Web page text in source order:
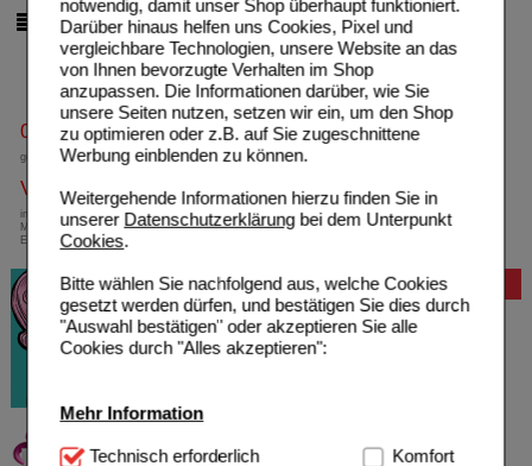
notwendig, damit unser Shop überhaupt funktioniert.
Darüber hinaus helfen uns Cookies, Pixel und
vergleichbare Technologien, unsere Website an das
von Ihnen bevorzugte Verhalten im Shop
anzupassen. Die Informationen darüber, wie Sie
unsere Seiten nutzen, setzen wir ein, um den Shop
zu optimieren oder z.B. auf Sie zugeschnittene
Werbung einblenden zu können.
Weitergehende Informationen hierzu finden Sie in
unserer Datenschutzerklärungbei dem Unterpunkt
Cookies.
Bitte wählen Sie nachfolgend aus, welche Cookies
gesetzt werden dürfen, und bestätigen Sie dies durch
"Auswahl bestätigen" oder akzeptieren Sie alle
Cookies durch "Alles akzeptieren":
Mehr Information
Technisch Notwendig:Hierbei handelt es sich um
Technisch erforderlich Komfort
pro Seite
0800-10 11 422
gebührenfreie Rufnummer
Versandkostenfrei
innerhalb Deutschlands bei einem
Mindestbestellwert von 13,99 Euro oder bei
Einsendung eines Kassenrezeptes
Bewertung